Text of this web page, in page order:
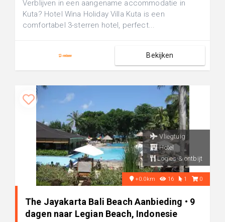
Verblijven in een aangename accommodatie in
Kuta? Hotel Wina Holiday Villa Kuta is een
comfortabel 3-sterren hotel, perfect...
Bekijken
Vliegtuig
Hotel
Logies & ontbijt
+0.0km 16 1 0
The Jayakarta Bali Beach Aanbieding • 9
dagen naar Legian Beach, Indonesie